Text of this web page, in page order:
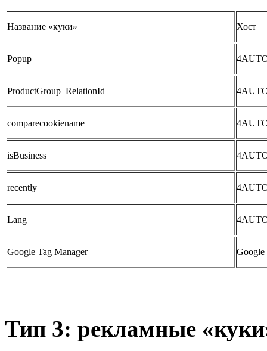
Название «куки» Хост
Popup
ProductGroup_RelationId
comparecookiename
isBusiness
recently
Lang
Google Tag Manager Google
Тип 3: рекламные